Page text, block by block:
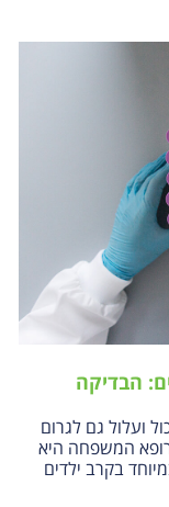
הבדיקה
ועלול גם לגרום
המשפחה היא
בקרב ילדים